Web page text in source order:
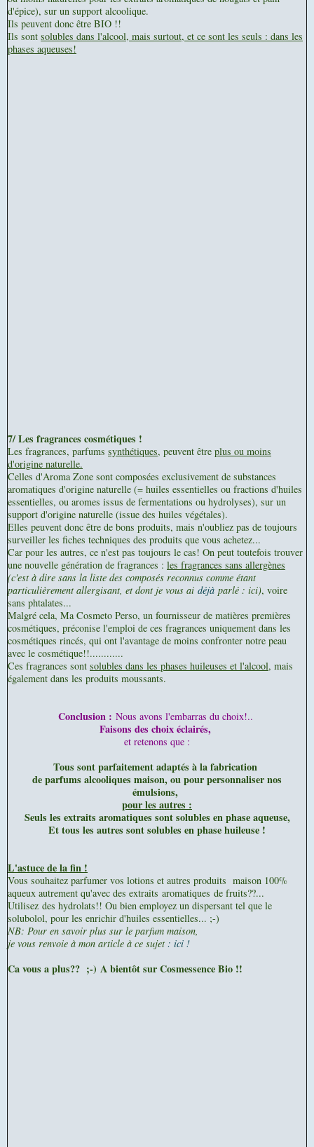
d'épice), sur un support alcoolique.
Ils peuvent donc être BIO !!
Ils sont solubles dans l'alcool, mais surtout, et ce sont les seuls : dans les
phases aqueuses!
7/ Les fragrances cosmétiques !
Les fragrances, parfums synthétiques, peuvent être plus ou moins
d'origine naturelle.
Celles d'Aroma Zone sont composées exclusivement de substances
aromatiques d'origine naturelle (= huiles essentielles ou fractions d'huiles
essentielles, ou aromes issus de fermentations ou hydrolyses), sur un
support d'origine naturelle (issue des huiles végétales).
Elles peuvent donc être de bons produits, mais n'oubliez pas de toujours
surveiller les fiches techniques des produits que vous achetez...
Car pour les autres, ce n'est pas toujours le cas! On peut toutefois trouver
une nouvelle génération de fragrances : les fragrances sans allergènes
(c'est à dire sans la liste des composés reconnus comme étant
particulièrement allergisant, et dont je vous ai déjà parlé : ici), voire
sans phtalates...
Malgré cela, Ma Cosmeto Perso, un fournisseur de matières premières
cosmétiques, préconise l'emploi de ces fragrances uniquement dans les
cosmétiques rincés, qui ont l'avantage de moins confronter notre peau
avec le cosmétique!!............
Ces fragrances sont solubles dans les phases huileuses et l'alcool, mais
également dans les produits moussants.
Conclusion : Nous avons l'embarras du choix!..
Faisons des choix éclairés,
et retenons que :
Tous sont parfaitement adaptés à la fabrication
de parfums alcooliques maison, ou pour personnaliser nos
émulsions,
pour les autres :
Seuls les extraits aromatiques sont solubles en phase aqueuse,
Et tous les autres sont solubles en phase huileuse !
L'astuce de la fin !
Vous souhaitez parfumer vos lotions et autres produits maison 100%
aqueux autrement qu'avec des extraits aromatiques de fruits??...
Utilisez des hydrolats!! Ou bien employez un dispersant tel que le
solubolol, pour les enrichir d'huiles essentielles... ;-)
NB: Pour en savoir plus sur le parfum maison,
je vous renvoie à mon article à ce sujet : ici !
Ca vous a plus?? ;-) A bientôt sur Cosmessence Bio !!